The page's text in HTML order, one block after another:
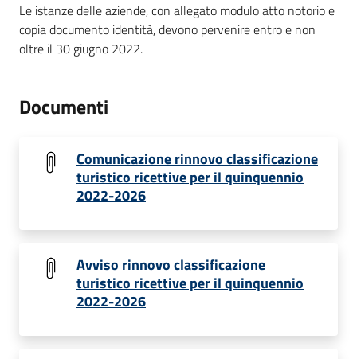
Le istanze delle aziende, con allegato modulo atto notorio e
copia documento identità, devono pervenire entro e non
oltre il 30 giugno 2022.
Documenti
Comunicazione rinnovo classificazione
turistico ricettive per il quinquennio
2022-2026
Avviso rinnovo classificazione
turistico ricettive per il quinquennio
2022-2026